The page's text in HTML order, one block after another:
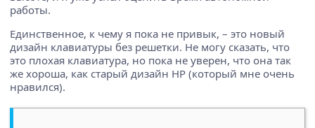
работы.
Единственное, к чему я пока не привык, – это новый
дизайн клавиатуры без решетки. Не могу сказать, что
это плохая клавиатура, но пока не уверен, что она так
же хороша, как старый дизайн HP (который мне очень
нравился).